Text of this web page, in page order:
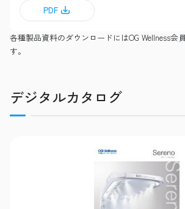
PDF
各種製品資料のダウンロードにはOG Wellness会
す。
デジタルカタログ